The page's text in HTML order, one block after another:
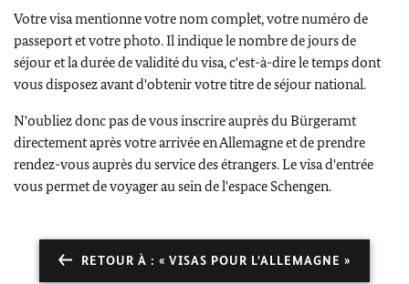
Votre visa mentionne votre nom complet, votre numéro de
passeport et votre photo. Il indique le nombre de jours de
séjour et la durée de validité du visa, c'est-à-dire le temps dont
vous disposez avant d'obtenir votre titre de séjour national.
N'oubliez donc pas de vous inscrire auprès du Bürgeramt
directement après votre arrivée en Allemagne et de prendre
rendez-vous auprès du service des étrangers. Le visa d'entrée
vous permet de voyager au sein de l'espace Schengen.
RETOUR À : « VISAS POUR L'ALLEMAGNE »